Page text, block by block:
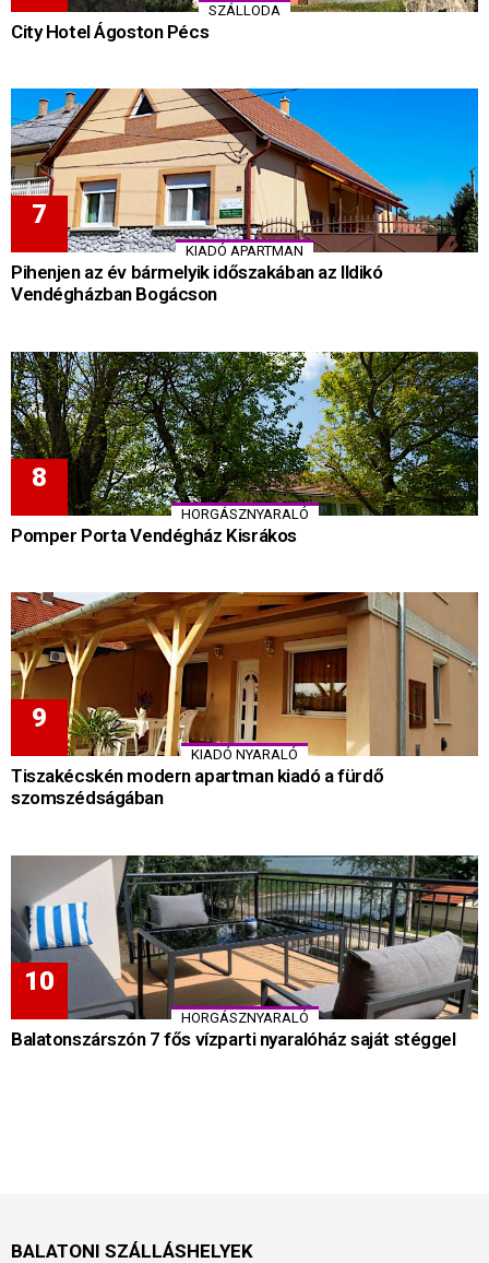
SZÁLLODA
City Hotel Ágoston Pécs
KIADÓ APARTMAN
Pihenjen az év bármelyik időszakában az Ildikó
Vendégházban Bogácson
HORGÁSZNYARALÓ
Pomper Porta Vendégház Kisrákos
KIADÓ NYARALÓ
Tiszakécskén modern apartman kiadó a fürdő
szomszédságában
HORGÁSZNYARALÓ
Balatonszárszón 7 fős vízparti nyaralóház saját stéggel
BALATONI SZÁLLÁSHELYEK